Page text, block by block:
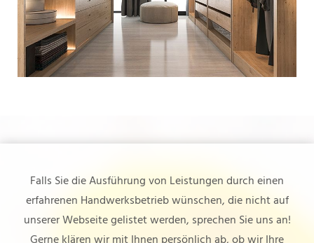
Falls Sie die Ausführung von Leistungen durch einen
erfahrenen Handwerksbetrieb wünschen, die nicht auf
unserer Webseite gelistet werden, sprechen Sie uns an!